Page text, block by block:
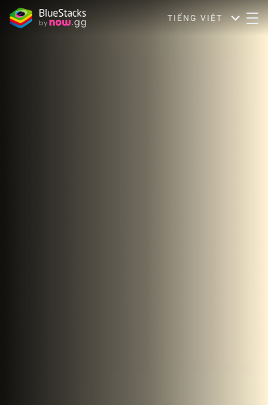
TIẾNG VIỆT